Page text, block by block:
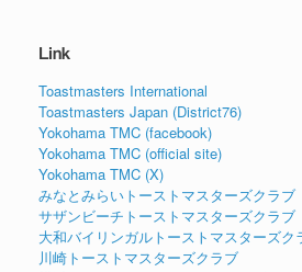
Link
Toastmasters International
Toastmasters Japan (District76)
Yokohama TMC (facebook)
Yokohama TMC (official site)
Yokohama TMC (X)
みなとみらいトーストマスターズクラブ
サザンビーチトーストマスターズクラブ
大和バイリンガルトーストマスターズク
川崎トーストマスターズクラブ